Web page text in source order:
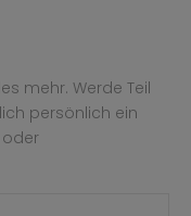
mehr. Werde Teil
persönlich ein